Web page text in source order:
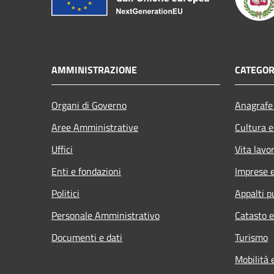
AMMINISTRAZIONE
Organi di Governo
Aree Amministrative
Uffici
Enti e fondazioni
Politici
Personale Amministrativo
Documenti e dati
Cultura
Vita
Imprese
Appalti
Catasto
Turismo
Mobilità